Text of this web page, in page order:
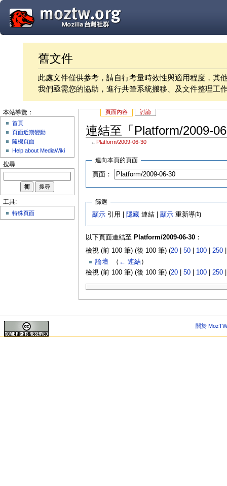
舊文件
此處文件僅供參考，請自行考量時效性與適用程度，其
我們亟需您的協助，進行共筆系統搬移、及文件整理工
頁面內容 討論
連結至「Platform/2009-
← Platform/2009-06-30
連向本頁的頁面
頁面：
篩選
顯示 引用 | 隱藏 連結 |顯示 重新導向
以下頁面連結至 Platform/2009-06-30：
檢視 (前 100 筆) (後 100 筆) (20| 50| 100| 250
論壇
（ ← 連結）
檢視 (前 100 筆) (後 100 筆) (20| 50| 100| 250
本站導覽：
首頁
頁面近期變動
隨機頁面
Help about MediaWiki
搜尋
工具:
特殊頁面
關於